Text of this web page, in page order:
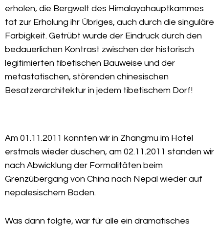
erholen, die Bergwelt des Himalayahauptkammes
tat zur Erholung ihr Übriges, auch durch die singuläre
Farbigkeit. Getrübt wurde der Eindruck durch den
bedauerlichen Kontrast zwischen der historisch
legitimierten tibetischen Bauweise und der
metastatischen, störenden chinesischen
Besatzerarchitektur in jedem tibetischem Dorf!
Am 01.11.2011 konnten wir in Zhangmu im Hotel
erstmals wieder duschen, am 02.11.2011 standen wir
nach Abwicklung der Formalitäten beim
Grenzübergang von China nach Nepal wieder auf
nepalesischem Boden.
Was dann folgte, war für alle ein dramatisches